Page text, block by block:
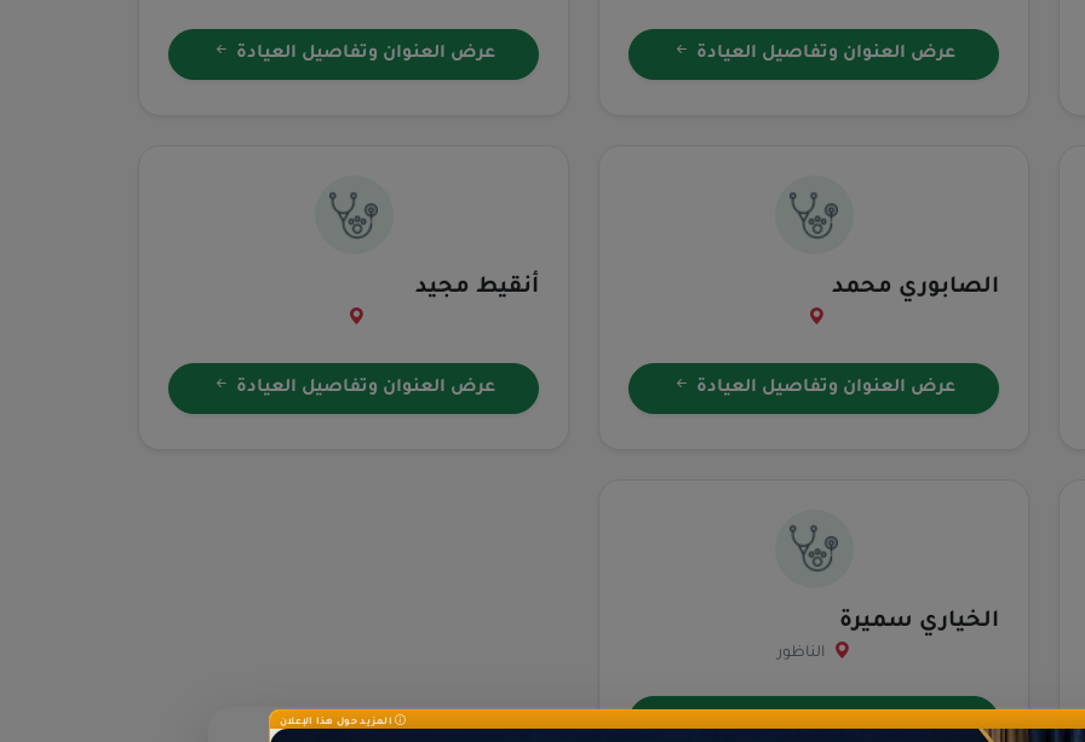
عرض العنوان وتفاصيل العيادة عرض العنوان وتفاصيل العيادة
الصابوري محمد
عرض العنوان وتفاصيل العيادة
أنقيط مجيد
عرض العنوان وتفاصيل العيادة
الخياري سميرة
الناظور
المزيد حول هذا الإعلان